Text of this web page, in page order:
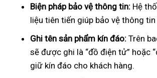
Biện pháp bảo vệ thông tin: Hệ
liệu tiên tiến giúp bảo vệ thông
Ghi tên sản phẩm kín đáo: Trên
sẽ được ghi là “đồ điện tử” hoặc
giữ kín đáo cho khách hàng.